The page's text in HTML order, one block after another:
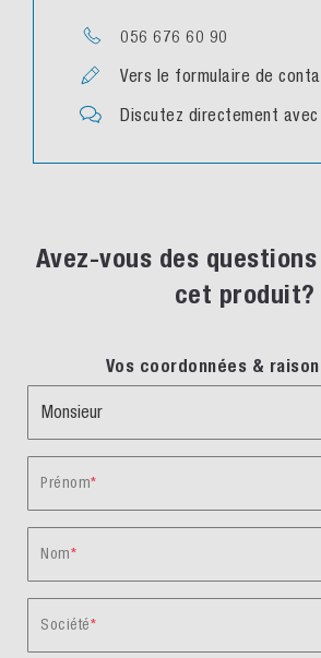
056 676 60 90
Vers le formulaire de
Discutez directement avec
Avez-vous des
cet produit?
Vos coordonnées &
Prénom
Nom
Société